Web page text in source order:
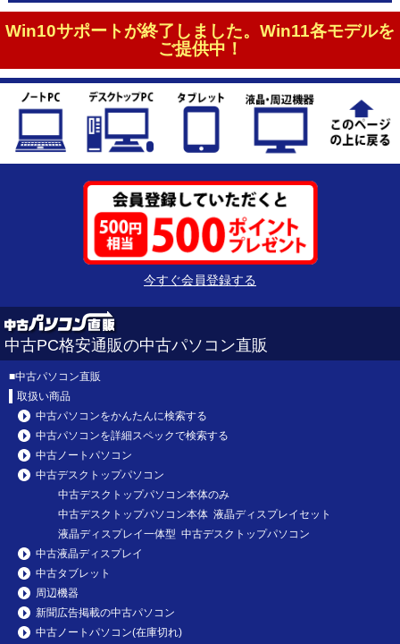
Win10サポートが終了しました。Win11各モデルを
ご提供中！
今すぐ会員登録する
中古PC格安通販の中古パソコン直販
■中古パソコン直販
取扱い商品
中古パソコンをかんたんに検索する
中古パソコンを詳細スペックで検索する
中古ノートパソコン
中古デスクトップパソコン
中古デスクトップパソコン本体のみ
中古デスクトップパソコン本体 液晶ディスプレイセット
液晶ディスプレイ一体型 中古デスクトップパソコン
中古液晶ディスプレイ
中古タブレット
周辺機器
新聞広告掲載の中古パソコン
中古ノートパソコン(在庫切れ)